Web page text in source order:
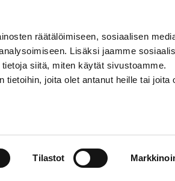
räätälöimiseen, sosiaalisen
Lisäksi jaamme
siitä, miten käytät sivustoamme.
joita olet antanut heille tai joita
Tilastot
ja tapahtumat